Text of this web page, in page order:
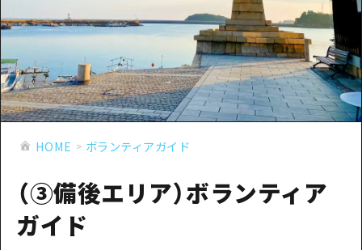
イベント・祭り
グルメ・酒
サイクリング
ショッピング
スポーツ
ナイトライフ
Dive! Hiroshima 公式ガイド
広島もしもトラベル
あたらしい非日常
広島市周辺
安芸
備北
スポット・体験一覧
広島市周辺
安芸
備後
備北
芸北
イベント
旬情報
お役立ち情報
アクセス
新着情報
HOME ボランティアガイド
（③備後エリア）ボランティア
ガイド